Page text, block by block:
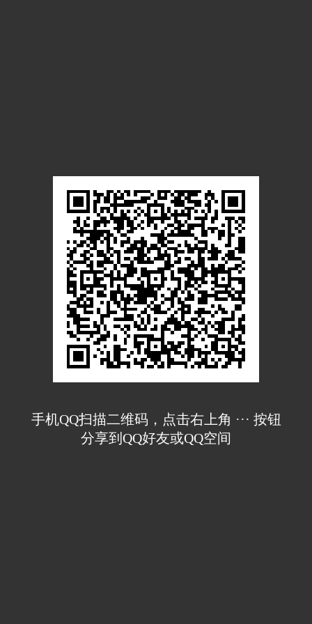
手机QQ扫描二维码，点击右上角 ··· 按钮
分享到QQ好友或QQ空间